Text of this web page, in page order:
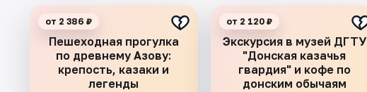
Пешеходная прогулка
по древнему Азову:
крепость, казаки и
легенды
от 2 386 ₽
Экскурсия в музей ДГТУ
"Донская казачья
гвардия" и кофе по
донским обычаям
от 2 120 ₽